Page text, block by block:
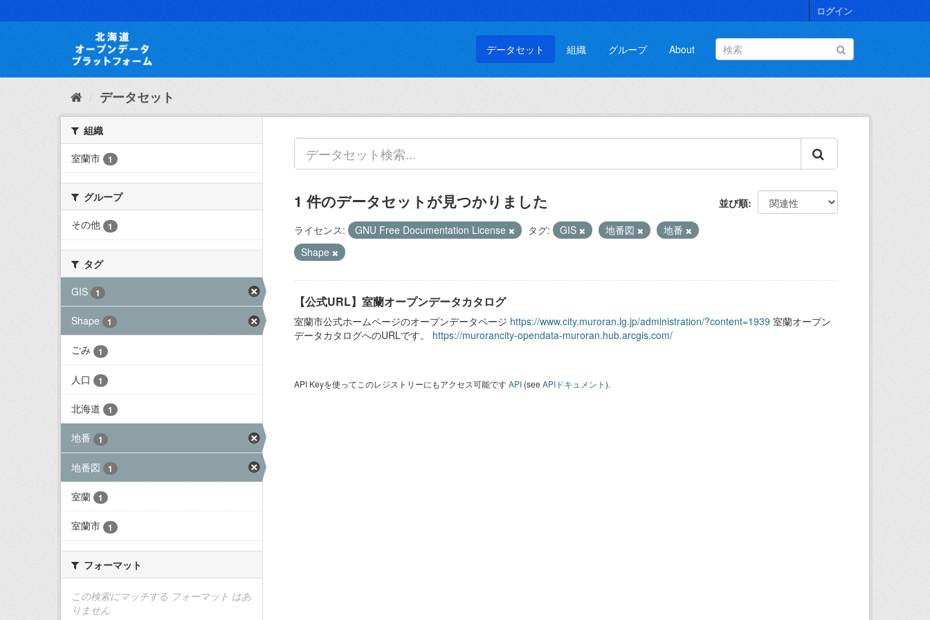
キ
て
ログイン
データセット 組織 グループ About
データセット
組織
室蘭市
1
グループ
その他
1
タグ
GIS
1
Shape 1
ごみ 1
人口 1
北海道 1
地番 1
地番図 1
室蘭 1
室蘭市 1
フォーマット
この検索にマッチする フォーマット はあ
りません
並び順
1 件のデータセットが見つかりました
ライセンス: GNU Free Documentation License タグ: GIS 地番図
地番
Shape
【公式URL】室蘭オープンデータカタログ
室蘭市公式ホームページのオープンデータページ https://www.city.muroran.lg.jp/administration/?content=1939 室蘭オープン
データカタログへのURLです。 https://murorancity-opendata-muroran.hub.arcgis.com/
API Keyを使ってこのレジストリーにもアクセス可能ですAPI (see APIドキュメント).